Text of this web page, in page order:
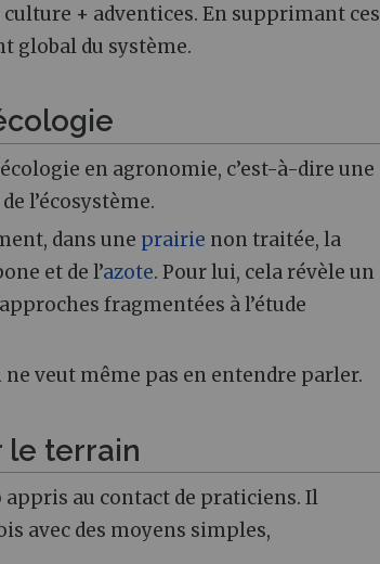
+ adventices. En supprimant ces
global du système.
en agronomie, c’est-à-dire une
l’écosystème.
dans une prairie non traitée, la
et de l’azote. Pour lui, cela révèle un
fragmentées à l’étude
ne veut même pas en entendre parler.
le terrain
au contact de praticiens. Il
avec des moyens simples,